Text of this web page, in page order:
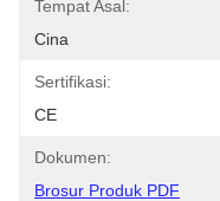
Tempat Asal:
Cina
Sertifikasi:
CE
Dokumen:
Brosur Produk PDF